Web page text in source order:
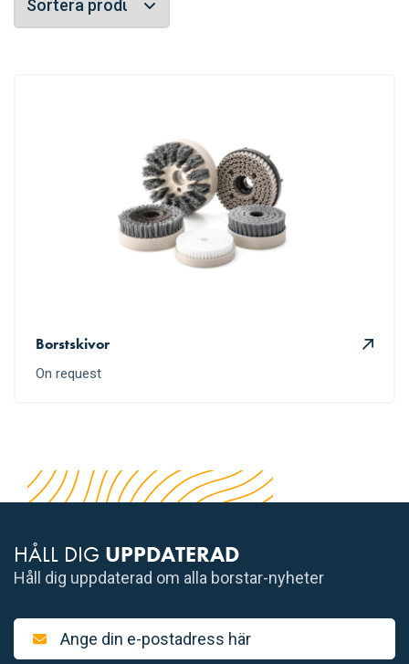
Borstskivor
On request
HÅLL DIG UPPDATERAD
Håll dig uppdaterad om alla borstar-nyheter